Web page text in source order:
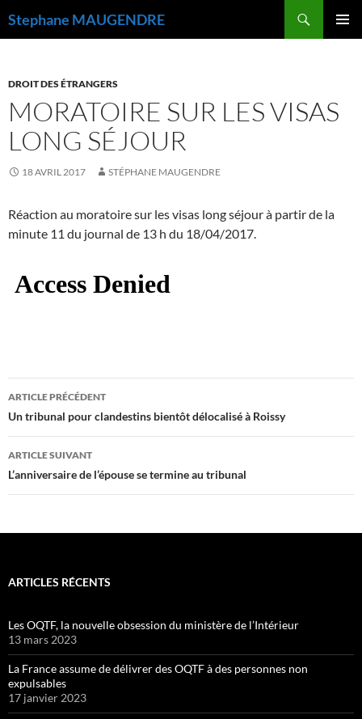
Stephane MAUGENDRE
DROIT DES ÉTRANGERS
MORATOIRE SUR LES VISAS
LONG SÉJOUR
18 AVRIL 2017 STÉPHANE MAUGENDRE
Réaction au moratoire sur les visas long séjour à partir de la
minute 11 du journal de 13 h du 18/04/2017.
Navigation
des
articles
ARTICLE PRÉCÉDENT
Un tribunal pour clandestins bientôt délocalisé à Roissy
ARTICLE SUIVANT
L’anniversaire de l’épouse se termine au tribunal
ARTICLES RÉCENTS
Les OQTF, la nouvelle obsession du ministère de l’Intérieur
13 mars 2023
La France assume de délivrer des OQTF à des personnes non
expulsables
17 janvier 2023